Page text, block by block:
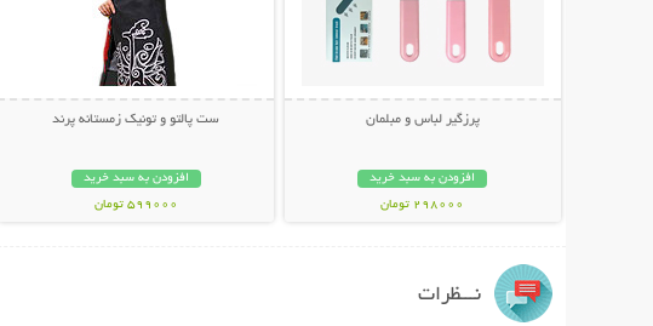
پرزگیر لباس و مبلمان
افزودن به سبد خرید
298000 تومان
ست پالتو و تونیک زمستانه پرند
افزودن به سبد خرید
599000 تومان
نـــظرات